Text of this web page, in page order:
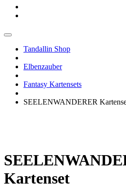
Tandallin Shop
Elbenzauber
Fantasy Kartensets
SEELENWANDERER
Kartenset